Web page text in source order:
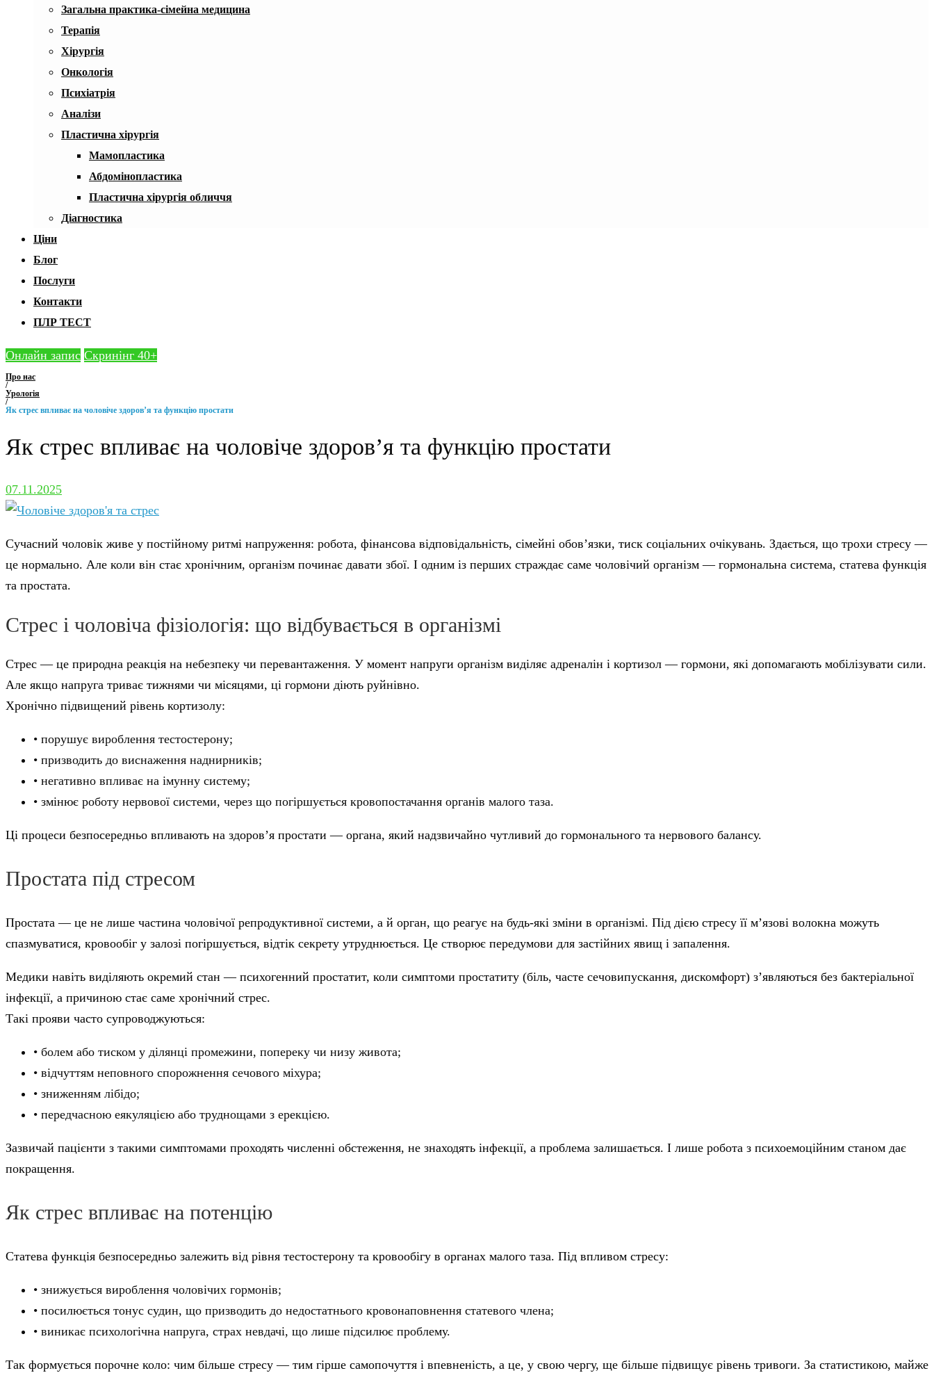
Загальна практика-сімейна медицина
Терапія
Хірургія
Онкологія
Психіатрія
Аналізи
Пластична хірургія
Мамопластика
Абдомінопластика
Пластична хірургія обличчя
Діагностика
Ціни
Блог
Послуги
Контакти
ПЛР ТЕСТ
Онлайн запис Скринінг 40+
Про нас
/
Урологія
/
Як стрес впливає на чоловіче здоров’я та функцію простати
Як стрес впливає на чоловіче здоров’я та функцію простати
07.11.2025
Сучасний чоловік живе у постійному ритмі напруження: робота, фінансова відповідальність, сімейні обов’язки, тиск соціальних очікувань. Здається, що трохи стресу —
це нормально. Але коли він стає хронічним, організм починає давати збої. І одним із перших страждає саме чоловічий організм — гормональна система, статева функція
та простата.
Стрес і чоловіча фізіологія: що відбувається в організмі
Стрес — це природна реакція на небезпеку чи перевантаження. У момент напруги організм виділяє адреналін і кортизол — гормони, які допомагають мобілізувати сили.
Але якщо напруга триває тижнями чи місяцями, ці гормони діють руйнівно.
Хронічно підвищений рівень кортизолу:
• порушує вироблення тестостерону;
• призводить до виснаження наднирників;
• негативно впливає на імунну систему;
• змінює роботу нервової системи, через що погіршується кровопостачання органів малого таза.
Ці процеси безпосередньо впливають на здоров’я простати — органа, який надзвичайно чутливий до гормонального та нервового балансу.
Простата під стресом
Простата — це не лише частина чоловічої репродуктивної системи, а й орган, що реагує на будь-які зміни в організмі. Під дією стресу її м’язові волокна можуть
спазмуватися, кровообіг у залозі погіршується, відтік секрету утруднюється. Це створює передумови для застійних явищ і запалення.
Медики навіть виділяють окремий стан — психогенний простатит, коли симптоми простатиту (біль, часте сечовипускання, дискомфорт) з’являються без бактеріальної
інфекції, а причиною стає саме хронічний стрес.
Такі прояви часто супроводжуються:
• болем або тиском у ділянці промежини, попереку чи низу живота;
• відчуттям неповного спорожнення сечового міхура;
• зниженням лібідо;
• передчасною еякуляцією або труднощами з ерекцією.
Зазвичай пацієнти з такими симптомами проходять численні обстеження, не знаходять інфекції, а проблема залишається. І лише робота з психоемоційним станом дає
покращення.
Як стрес впливає на потенцію
Статева функція безпосередньо залежить від рівня тестостерону та кровообігу в органах малого таза. Під впливом стресу:
• знижується вироблення чоловічих гормонів;
• посилюється тонус судин, що призводить до недостатнього кровонаповнення статевого члена;
• виникає психологічна напруга, страх невдачі, що лише підсилює проблему.
Так формується порочне коло: чим більше стресу — тим гірше самопочуття і впевненість, а це, у свою чергу, ще більше підвищує рівень тривоги. За статистикою, майже